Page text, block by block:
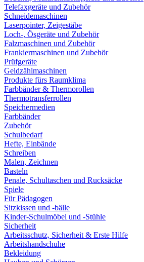
Telefaxgeräte und Zubehör
Schneidemaschinen
Laserpointer, Zeigestäbe
Loch-, Ösgeräte und Zubehör
Falzmaschinen und Zubehör
Frankiermaschinen und Zubehör
Prüfgeräte
Geldzählmaschinen
Produkte fürs Raumklima
Farbbänder & Thermorollen
Thermotransferrollen
Speichermedien
Farbbänder
Zubehör
Schulbedarf
Hefte, Einbände
Schreiben
Malen, Zeichnen
Basteln
Penale, Schultaschen und Rucksäcke
Spiele
Für Pädagogen
Sitzkissen und -bälle
Kinder-Schulmöbel und -Stühle
Sicherheit
Arbeitsschutz, Sicherheit & Erste Hilfe
Arbeitshandschuhe
Bekleidung